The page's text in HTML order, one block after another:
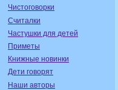
Чистоговорки
Считалки
Частушки для детей
Приметы
Книжные новинки
Дети говорят
Наши авторы